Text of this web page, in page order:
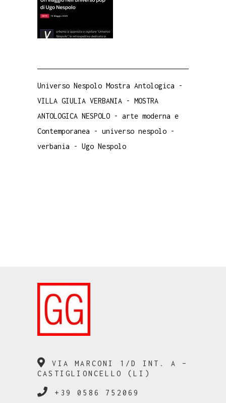
Universo Nespolo Mostra Antologica -
VILLA GIULIA VERBANIA - MOSTRA
ANTOLOGICA NESPOLO - arte moderna e
Contemporanea - universo nespolo -
verbania - Ugo Nespolo
VIA MARCONI 1/D INT. A –
CASTIGLIONCELLO (LI)
+39 0586 752069